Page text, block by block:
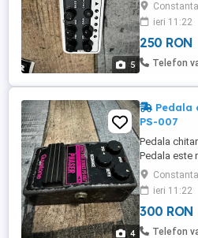
5
ieri 11:22
250 RON
Telefon
4
Pedala
PS-007
Pedala
Pedala este
ieri 11:22
300 RON
Telefon